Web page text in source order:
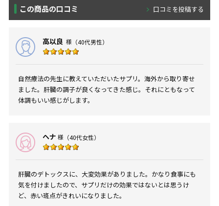
この商品の口コミ 口コミを投稿する
高以良 様 （40代男性）
自然療法の先生に教えていただいたサプリ。海外から取り寄せ
ました。肝臓の調子が良くなってきた感じ。それにともなって
体調もいい感じがします。
ヘナ 様 （40代女性）
肝臓のデトックスに、大変効果がありました。かなり食事にも
気を付けましたので、サプリだけの効果ではないとは思うけ
ど、赤い斑点がきれいになりました。